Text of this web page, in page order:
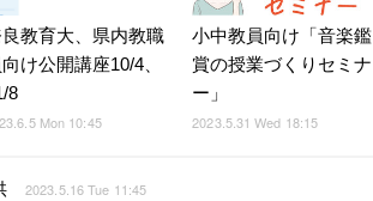
教育大、県内教職
向け公開講座10/4、
8
Mon 10:45
小中教員向け「音楽鑑
賞の授業づくりセミナ
ー」
2023.5.31 Wed 18:15
2023.5.16 Tue 11:45